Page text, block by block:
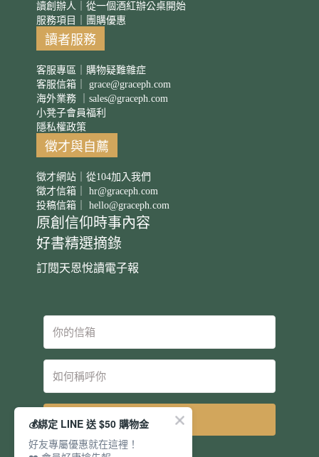
讀創辦人｜從一個酒紅辦公桌開始
服務項目｜團購優惠
讀者服務
客服專區｜購物疑難雜症
客服信箱｜ grace@graceph.com
海外業務 ｜ sales@graceph.com
小凳子會員福利
隱私權政策
徵才與自薦
徵才網站｜從104加入我們
徵才信箱｜ hr@graceph.com
投稿信箱｜ hello@graceph.com
原創信仰時事內容
好書精選摘錄
訂閱天恩悅讀電子報
立即訂閱
💰綁定 LINE 送 $50 購物金
好友專屬優惠就在這裡！